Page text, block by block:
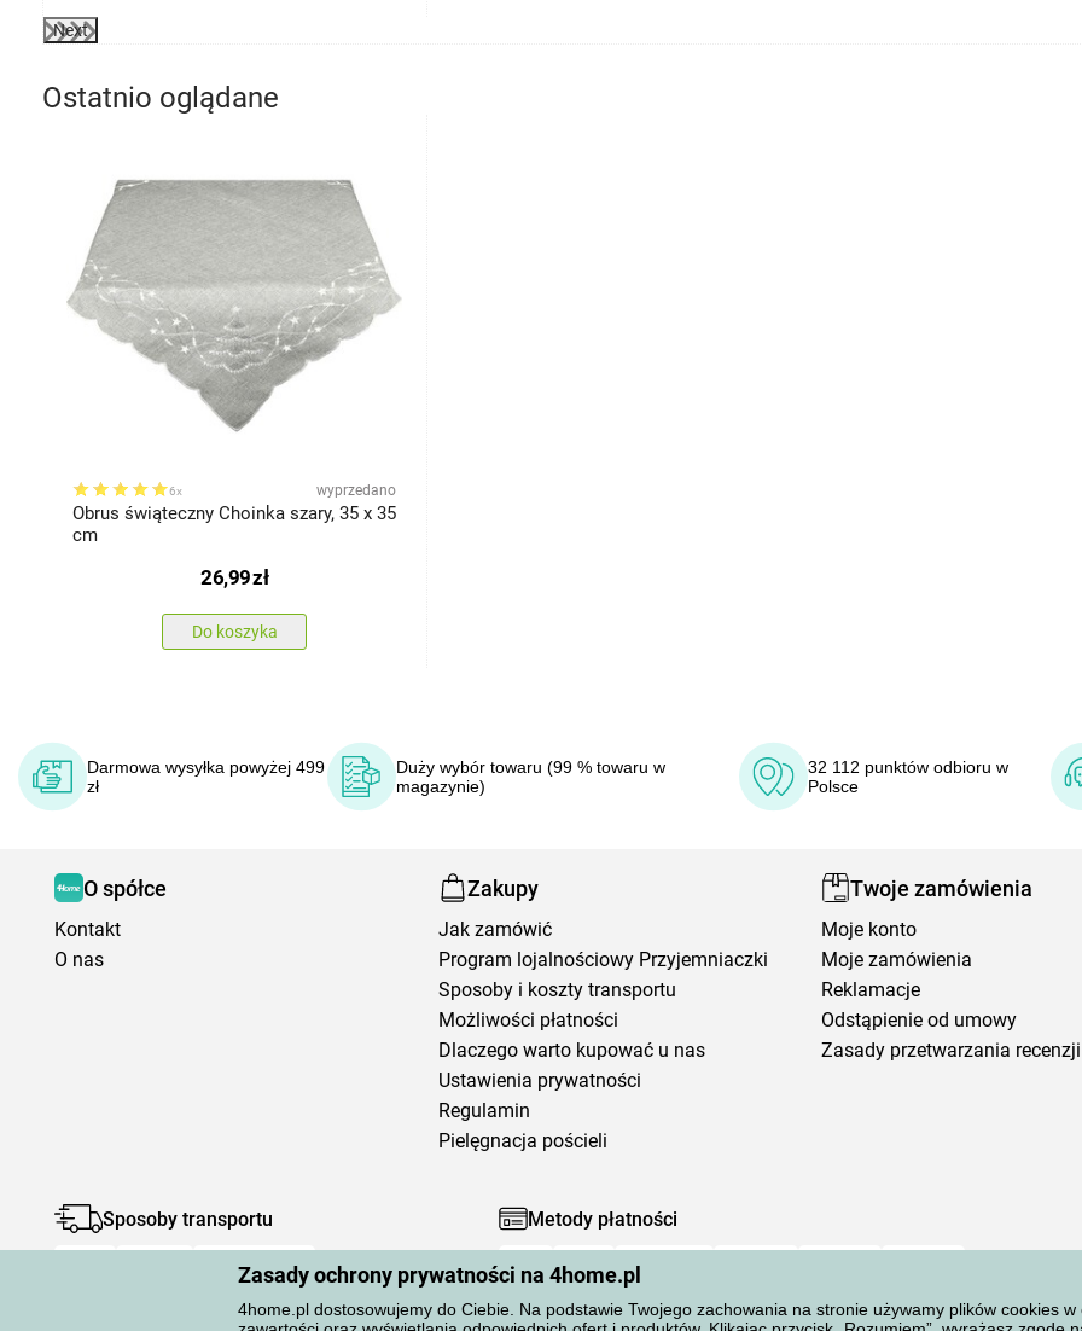
Zasady ochrony prywatności na 4home.pl
4home.pl dostosowujemy do Ciebie. Na podstawie Twojego zachowania na stronie używamy plików cookies
Next
Ostatnio oglądane
6x wyprzedano
Obrus świąteczny Choinka szary, 35 x 35
cm
26,99zł
Do koszyka
Darmowa wysyłka powyżej 499
zł
Duży wybór towaru (99 % towaru w
magazynie)
32 112 punktów odbioru w
Polsce
O spółce
Kontakt
O nas
Zakupy
Jak zamówić
Program lojalnościowy Przyjemniaczki
Sposoby i koszty transportu
Możliwości płatności
Dlaczego warto kupować u nas
Ustawienia prywatności
Regulamin
Pielęgnacja pościeli
Twoje zamówienia
Moje konto
Moje zamówienia
Reklamacje
Odstąpienie od umowy
Zasady przetwarzania recenzji
Sposoby transportu Metody płatności